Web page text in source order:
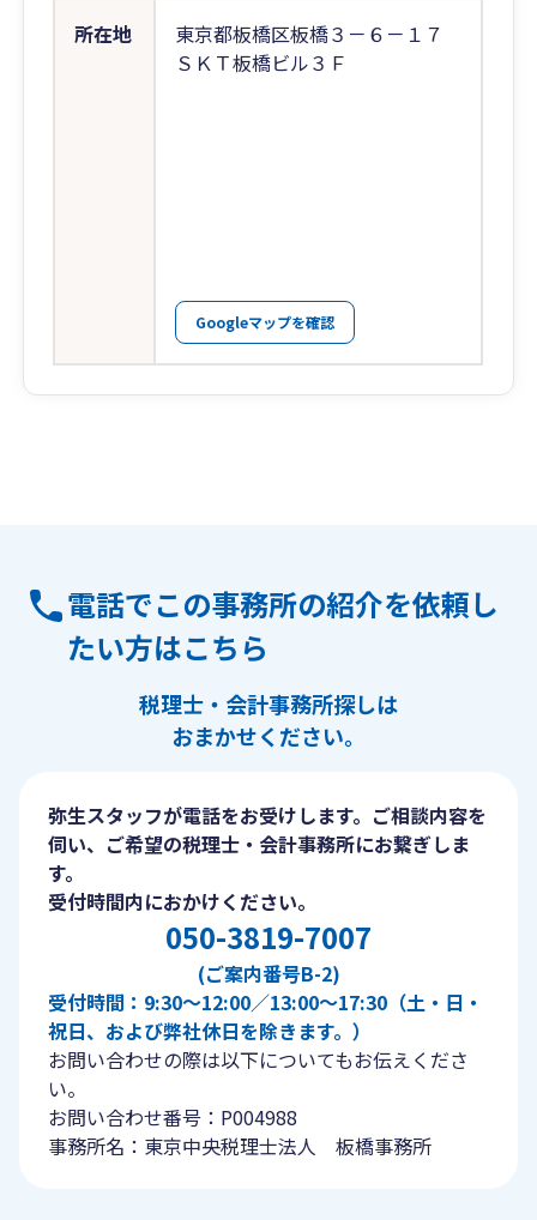
所在地
東京都板橋区板橋３－６－１７
ＳＫＴ板橋ビル３Ｆ
Googleマップを確認
電話でこの事務所の紹介を依頼し
たい方はこちら
税理士・会計事務所探しは
おまかせください。
弥生スタッフが電話をお受けします。ご相談内容を
伺い、ご希望の税理士・会計事務所にお繋ぎしま
す。
受付時間内におかけください。
050-3819-7007
(ご案内番号B-2)
受付時間：9:30〜12:00／13:00〜17:30（土・日・
祝日、および弊社休日を除きます。）
お問い合わせの際は以下についてもお伝えくださ
い。
お問い合わせ番号：P004988
事務所名：東京中央税理士法人 板橋事務所